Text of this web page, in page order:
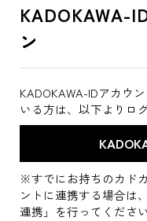
KADOKAWA-
ン
KADOKAWA-IDアカウ
いる方は、以下よりロ
※すでにお持ちのカド
ントに連携する場合は
連携」を行ってください